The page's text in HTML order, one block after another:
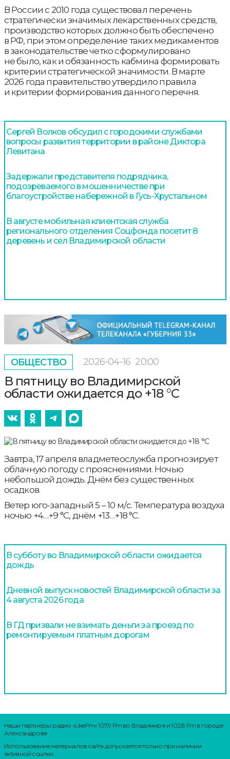
В России с 2010 года существовал перечень
стратегически значимых лекарственных средств,
производство которых должно быть обеспечено
в РФ, при этом определение таких медикаментов
в законодательстве четко сформулировано
не было, как и обязанность кабмина формировать
критерии стратегической значимости. В марте
2026 года правительство утвердило правила
и критерии формирования данного перечня.
Сергей Волков обсудил с городскими службами
вопросы развития территории в районе Диктора
Левитана
Задержали представителя подрядчика,
подозреваемого в мошенничестве при
благоустройстве набережной в Гусь-Хрустальном
В августе мобильная клиентская служба
регионального отделения Соцфонда посетит 8
деревень и сел Владимирской области
ОБЩЕСТВО 2026-04-16 20:00
В пятницу во Владимирской
области ожидается до +18 °С
Завтра, 17 апреля владметеослужба прогнозирует
облачную погоду с прояснениями. Ночью
небольшой дождь. Днём без существенных
осадков.
Ветер юго-западный 5 – 10 м/с. Температура воздуха
ночью +4…+9 °С, днём +13…+18 °С.
В субботу во Владимирской области ожидается
дождь
Дневной выпуск новостей Владимирской области за
4 августа 2026 года
В ГД призвали не взимать деньги за проезд по
ремонтируемым платным дорогам
Наши партнеры: радио «LikeFm» 107,9 Fm во Владимире и 102,8 Fm в городе
Александрове
Использование материалов сайта допускается только при наличии
активной ссылки.